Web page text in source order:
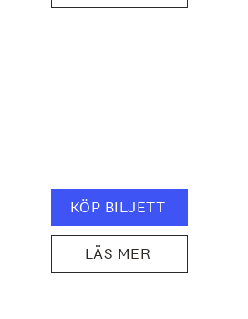
KÖP BILJETT
LÄS MER